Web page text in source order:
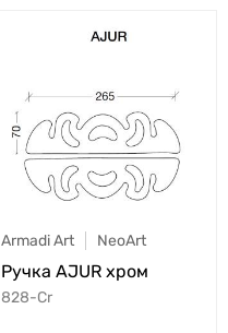
Armadi Art NeoArt
Ручка AJUR хром
828-Cr